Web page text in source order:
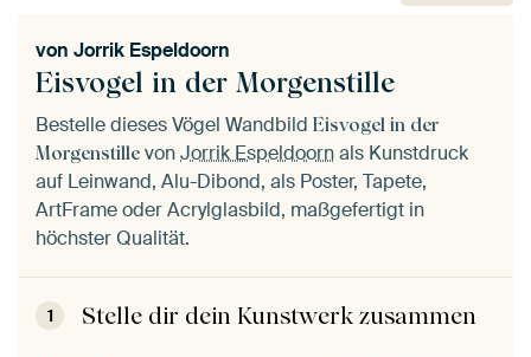
Eisvogel in der Morgenstille
von Jorrik Espeldoorn
Bestelle dieses Vögel Wandbild Eisvogel in der
Morgenstille vonJorrik Espeldoornals Kunstdruck
auf Leinwand, Alu-Dibond, als Poster, Tapete,
ArtFrame oder Acrylglasbild, maßgefertigt in
höchster Qualität.
1 Stelle dir dein Kunstwerk zusammen